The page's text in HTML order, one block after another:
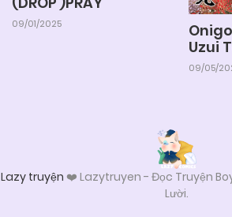
09/01/2025
Uzui
09/05/
Lazy truyện ❤️ Lazytruyen - Đọc Truyện
Lười.